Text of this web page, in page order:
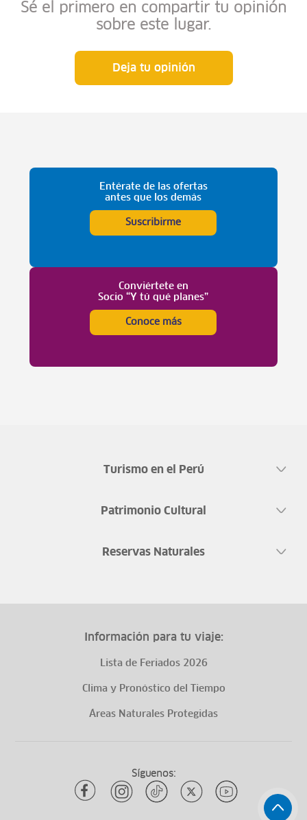
Sé el primero en compartir tu opinión
sobre este lugar.
Deja tu opinión
Entérate de las ofertas
antes que los demás
Suscribirme
Conviértete en
Socio “Y tú qué planes”
Conoce más
Turismo en el Perú
Patrimonio Cultural
Reservas Naturales
Información para tu viaje:
Lista de Feriados 2026
Clima y Pronóstico del Tiempo
Áreas Naturales Protegidas
Síguenos: